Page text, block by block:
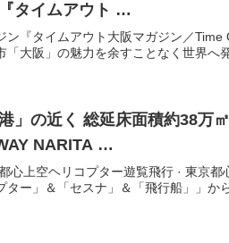
タイムアウト …
ン『タイムアウト大阪マガジン／
「大阪」の魅力を余すことなく世界へ
港」の近く 総延床面積約38万
NARITA …
心上空ヘリコプター遊覧飛行 · 東京
ター」＆「セスナ」＆「飛行船」」か